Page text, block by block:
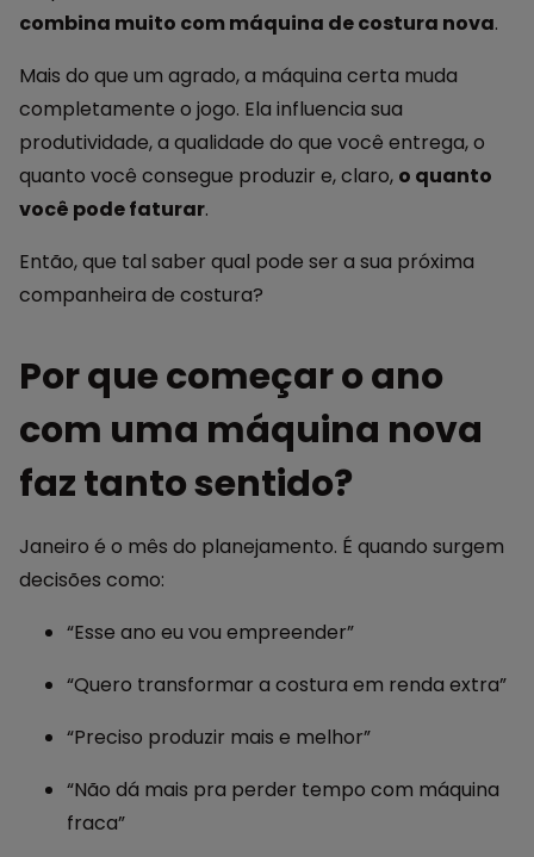
combina muito com máquina de costura nova.
Mais do que um agrado, a máquina certa muda
completamente o jogo. Ela influencia sua
produtividade, a qualidade do que você entrega, o
quanto você consegue produzir e, claro, o quanto
você pode faturar.
Então, que tal saber qual pode ser a sua próxima
companheira de costura?
Por que começar o ano
com uma máquina nova
faz tanto sentido?
Janeiro é o mês do planejamento. É quando surgem
decisões como:
“Esse ano eu vou empreender”
“Quero transformar a costura em renda extra”
“Preciso produzir mais e melhor”
“Não dá mais pra perder tempo com máquina
fraca”